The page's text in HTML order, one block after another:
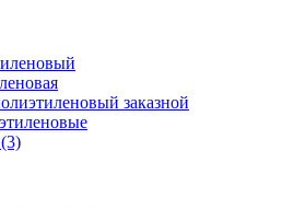
заказной